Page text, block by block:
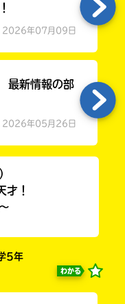
2026年07月09日
最新情報の部
2026年05月26日
才！
5年
わかる